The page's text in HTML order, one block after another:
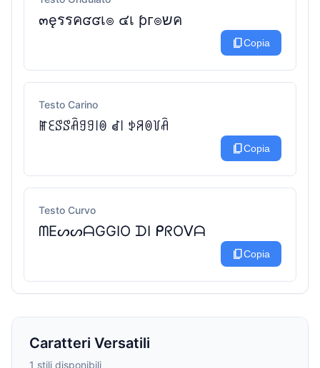
๓ęรรคʛʛเ๏ ๔เ ƥᴦ๏שค
content_copyCopia
Testo Carino
ꂵꏂꑄꑄꋫꍌꍌ꒐ꉻ ꂟ꒐ ꉣꋪꉻ꒦ꋫ
content_copyCopia
Testo Curvo
ᗰEᔕᔕᗩGGIO ᗪI ᑭᖇOᐯᗩ
content_copyCopia
Caratteri Versatili
1 stili disponibili